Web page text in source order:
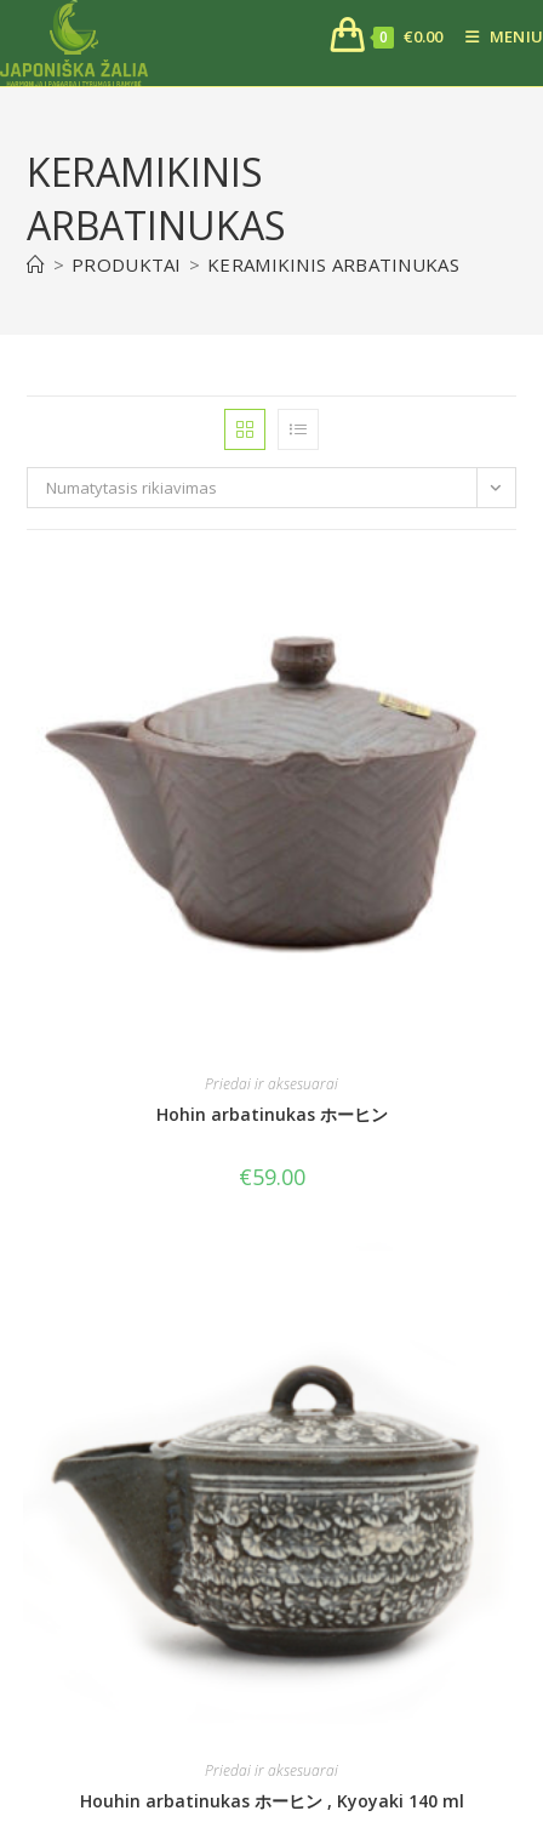
0 €0.00 MENIU
KERAMIKINIS
ARBATINUKAS
> PRODUKTAI > KERAMIKINIS ARBATINUKAS
Numatytasis rikiavimas
Priedai ir aksesuarai
Hohin arbatinukas ホーヒン
€59.00
Priedai ir aksesuarai
Houhin arbatinukas ホーヒン , Kyoyaki 140 ml